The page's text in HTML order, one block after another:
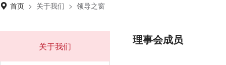
首页 > 关于我们 > 领导之窗
关于我们 理事会成员